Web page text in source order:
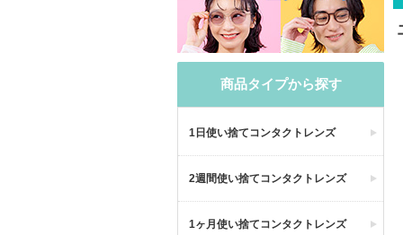
商品タイプから探す
1日使い捨てコンタクトレンズ
2週間使い捨てコンタクトレンズ
1ヶ月使い捨てコンタクトレンズ